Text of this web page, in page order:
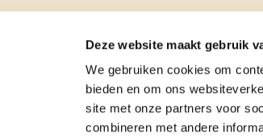
Deze website maakt gebruik
We gebruiken cookies om
bieden en om ons
site met onze partners voor
combineren met andere